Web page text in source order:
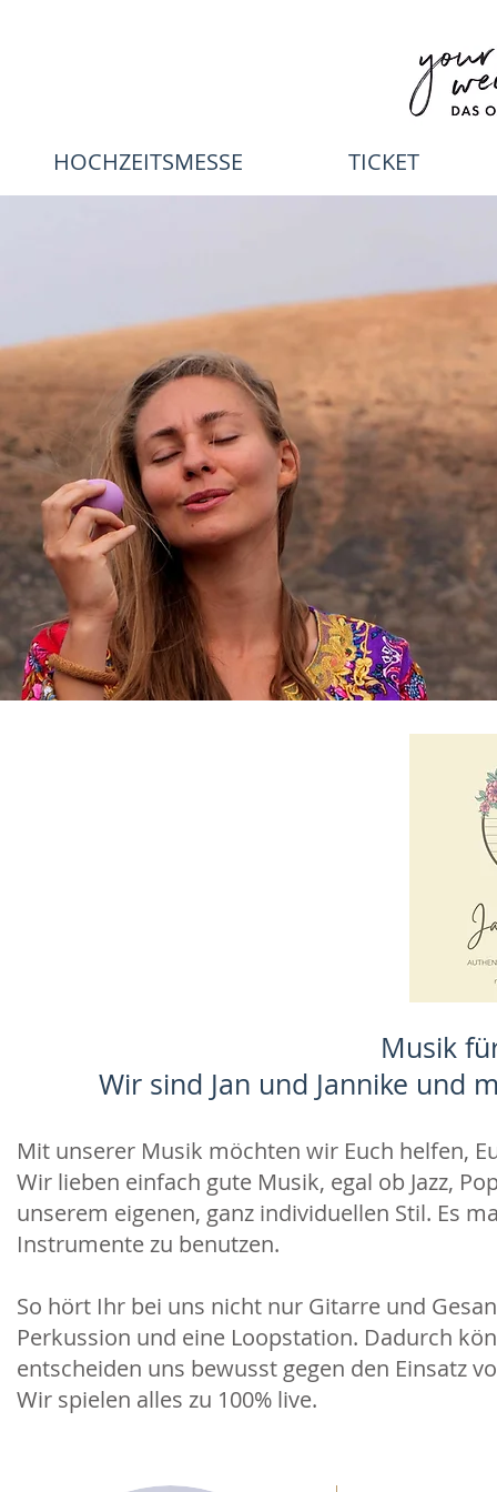
HOCHZEITSMESSE TICKET
Musik
Wir sind Jan und Jannike und
Mit unserer Musik möchten wir Euch helfen,
Wir lieben einfach gute Musik, egal ob Jazz,
unserem eigenen, ganz individuellen Stil. Es
Instrumente zu benutzen.
So hört Ihr bei uns nicht nur Gitarre und
Perkussion und eine Loopstation. Dadurch
entscheiden uns bewusst gegen den Einsatz
Wir spielen alles zu 100% live.